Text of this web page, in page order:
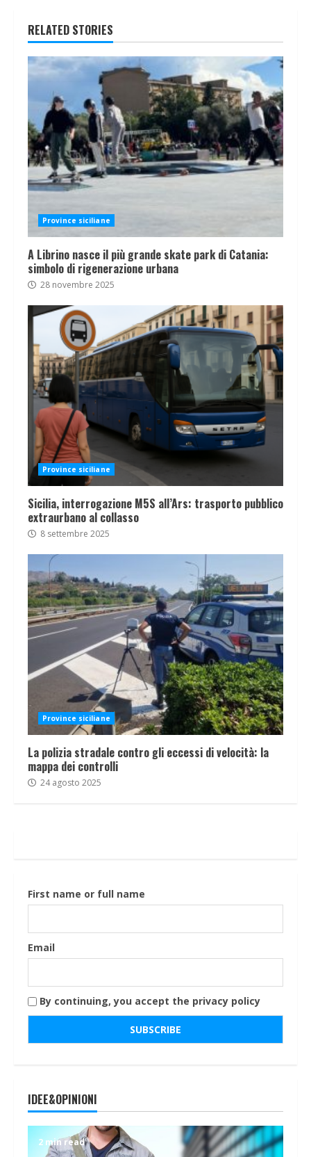
RELATED STORIES
Province siciliane
A Librino nasce il più grande skate park di Catania:
simbolo di rigenerazione urbana
28 novembre 2025
Province siciliane
Sicilia, interrogazione M5S all’Ars: trasporto pubblico
extraurbano al collasso
8 settembre 2025
Province siciliane
La polizia stradale contro gli eccessi di velocità: la
mappa dei controlli
24 agosto 2025
First name or full name
Email
By continuing, you accept the privacy policy
IDEE&OPINIONI
2 min read